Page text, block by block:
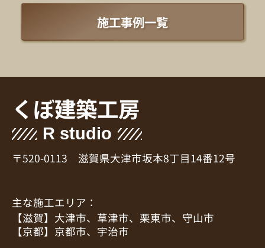
施工事例一覧
くぼ建築工房
R studio
〒520-0113 滋賀県大津市坂本8丁目14番12号
主な施工エリア：
【滋賀】大津市、草津市、栗東市、守山市
【京都】京都市、宇治市